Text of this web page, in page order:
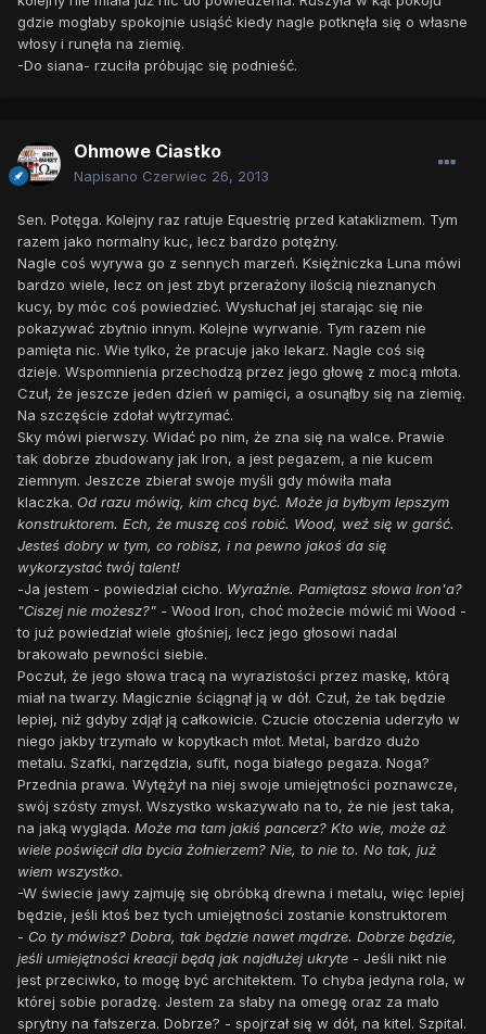
gdzie mogłaby spokojnie usiąść kiedy nagle potknęła się o własne
włosy i runęła na ziemię.
-Do siana- rzuciła próbując się podnieść.
Ohmowe Ciastko
Napisano Czerwiec 26, 2013
Sen. Potęga. Kolejny raz ratuje Equestrię przed kataklizmem. Tym
razem jako normalny kuc, lecz bardzo potężny.
Nagle coś wyrywa go z sennych marzeń. Księżniczka Luna mówi
bardzo wiele, lecz on jest zbyt przerażony ilością nieznanych
kucy, by móc coś powiedzieć. Wysłuchał jej starając się nie
pokazywać zbytnio innym. Kolejne wyrwanie. Tym razem nie
pamięta nic. Wie tylko, że pracuje jako lekarz. Nagle coś się
dzieje. Wspomnienia przechodzą przez jego głowę z mocą młota.
Czuł, że jeszcze jeden dzień w pamięci, a osunąłby się na ziemię.
Na szczęście zdołał wytrzymać.
Sky mówi pierwszy. Widać po nim, że zna się na walce. Prawie
tak dobrze zbudowany jak Iron, a jest pegazem, a nie kucem
ziemnym. Jeszcze zbierał swoje myśli gdy mówiła mała
klaczka. Od razu mówią, kim chcą być. Może ja byłbym lepszym
konstruktorem. Ech, że muszę coś robić. Wood, weź się w garść.
Jesteś dobry w tym, co robisz, i na pewno jakoś da się
wykorzystać twój talent!
-Ja jestem - powiedział cicho. Wyraźnie. Pamiętasz słowa Iron'a?
"Ciszej nie możesz?" - Wood Iron, choć możecie mówić mi Wood -
to już powiedział wiele głośniej, lecz jego głosowi nadal
brakowało pewności siebie.
Poczuł, że jego słowa tracą na wyrazistości przez maskę, którą
miał na twarzy. Magicznie ściągnął ją w dół. Czuł, że tak będzie
lepiej, niż gdyby zdjął ją całkowicie. Czucie otoczenia uderzyło w
niego jakby trzymało w kopytkach młot. Metal, bardzo dużo
metalu. Szafki, narzędzia, sufit, noga białego pegaza. Noga?
Przednia prawa. Wytężył na niej swoje umiejętności poznawcze,
swój szósty zmysł. Wszystko wskazywało na to, że nie jest taka,
na jaką wygląda. Może ma tam jakiś pancerz? Kto wie, może aż
wiele poświęcił dla bycia żołnierzem? Nie, to nie to. No tak, już
wiem wszystko.
-W świecie jawy zajmuję się obróbką drewna i metalu, więc lepiej
będzie, jeśli ktoś bez tych umiejętności zostanie konstruktorem
- Co ty mówisz? Dobra, tak będzie nawet mądrze. Dobrze będzie,
jeśli umiejętności kreacji będą jak najdłużej ukryte - Jeśli nikt nie
jest przeciwko, to mogę być architektem. To chyba jedyna rola, w
której sobie poradzę. Jestem za słaby na omegę oraz za mało
sprytny na fałszerza. Dobrze? - spojrzał się w dół, na kitel. Szpital.